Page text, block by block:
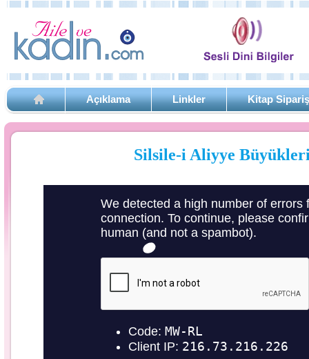
Açıklama Linkler Kitap
Silsile-i Aliyye